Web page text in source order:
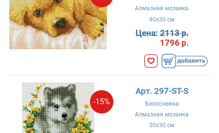
Алмазная мозаика
40x30 см
Цена:2113 р.
1796 р.
-15%
Арт. 297-ST-S
Белоснежка
Алмазная мозаика
30x30 см